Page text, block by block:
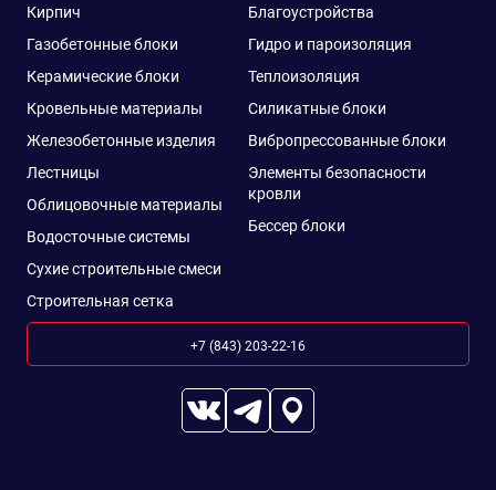
Кирпич
Газобетонные блоки
Керамические блоки
Кровельные материалы
Железобетонные изделия
Лестницы
Облицовочные материалы
Водосточные системы
Сухие строительные смеси
Строительная сетка
Благоустройства
Гидро и пароизоляция
Теплоизоляция
Силикатные блоки
Вибропрессованные блоки
Элементы безопасности
кровли
Бессер блоки
+7 (843) 203-22-16